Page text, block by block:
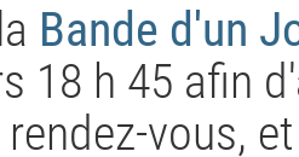
Bande d'un
18 h 45 afin
vous,